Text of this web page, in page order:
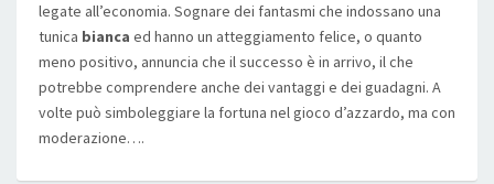
legate all’economia. Sognare dei fantasmi che indossano una
tunica bianca ed hanno un atteggiamento felice, o quanto
meno positivo, annuncia che il successo è in arrivo, il che
potrebbe comprendere anche dei vantaggi e dei guadagni. A
volte può simboleggiare la fortuna nel gioco d’azzardo, ma con
moderazione….